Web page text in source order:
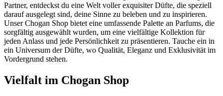
Partner, entdeckst du eine Welt voller exquisiter Düfte, die speziell
darauf ausgelegt sind, deine Sinne zu beleben und zu inspirieren.
Unser Chogan Shop bietet eine umfassende Palette an Parfums, die
sorgfältig ausgewählt wurden, um eine vielfältige Kollektion für
jeden Anlass und jede Persönlichkeit zu präsentieren. Tauche ein in
ein Universum der Düfte, wo Qualität, Eleganz und Exklusivität im
Vordergrund stehen.
Vielfalt im Chogan Shop